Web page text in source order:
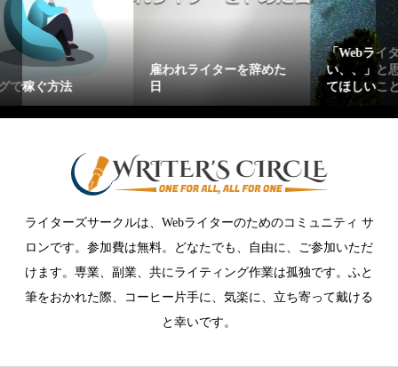
「Webライターてしんど
い、、」と思ったらやっ
てほしいこと
コレだけはやるべきWeb
ライターのSEO対策！
【単価UPの秘訣】
ライターズサークルは、Webライターのためのコミュニティ サ
ロンです。参加費は無料。どなたでも、自由に、ご参加いただ
けます。専業、副業、共にライティング作業は孤独です。ふと
筆をおかれた際、コーヒー片手に、気楽に、立ち寄って戴ける
と幸いです。